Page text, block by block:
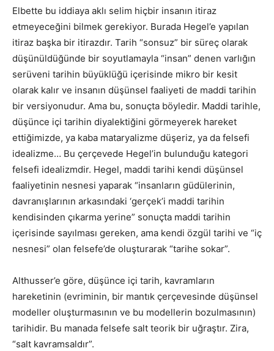
Elbette bu iddiaya aklı selim hiçbir insanın itiraz
etmeyeceğini bilmek gerekiyor. Burada Hegel’e yapılan
itiraz başka bir itirazdır. Tarih “sonsuz” bir süreç olarak
düşünüldüğünde bir soyutlamayla “insan” denen varlığın
serüveni tarihin büyüklüğü içerisinde mikro bir kesit
olarak kalır ve insanın düşünsel faaliyeti de maddi tarihin
bir versiyonudur. Ama bu, sonuçta böyledir. Maddi tarihle,
düşünce içi tarihin diyalektiğini görmeyerek hareket
ettiğimizde, ya kaba mataryalizme düşeriz, ya da felsefi
idealizme… Bu çerçevede Hegel’in bulunduğu kategori
felsefi idealizmdir. Hegel, maddi tarihi kendi düşünsel
faaliyetinin nesnesi yaparak “insanların güdülerinin,
davranışlarının arkasındaki ‘gerçek’i maddi tarihin
kendisinden çıkarma yerine” sonuçta maddi tarihin
içerisinde sayılması gereken, ama kendi özgül tarihi ve “iç
nesnesi” olan felsefe’de oluşturarak “tarihe sokar”.
Althusser’e göre, düşünce içi tarih, kavramların
hareketinin (evriminin, bir mantık çerçevesinde düşünsel
modeller oluşturmasının ve bu modellerin bozulmasının)
tarihidir. Bu manada felsefe salt teorik bir uğraştır. Zira,
“salt kavramsaldır”.